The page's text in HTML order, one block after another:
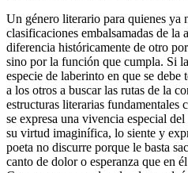
Un género literario para quienes ya
clasificaciones embalsamadas de la
diferencia históricamente de otro
sino por la función que cumpla. Si
especie de laberinto en que se
a los otros a buscar las rutas de la
estructuras literarias fundamentales
se expresa una vivencia especial
su virtud imaginífica, lo siente y
poeta no discurre porque le basta
canto de dolor o esperanza que en